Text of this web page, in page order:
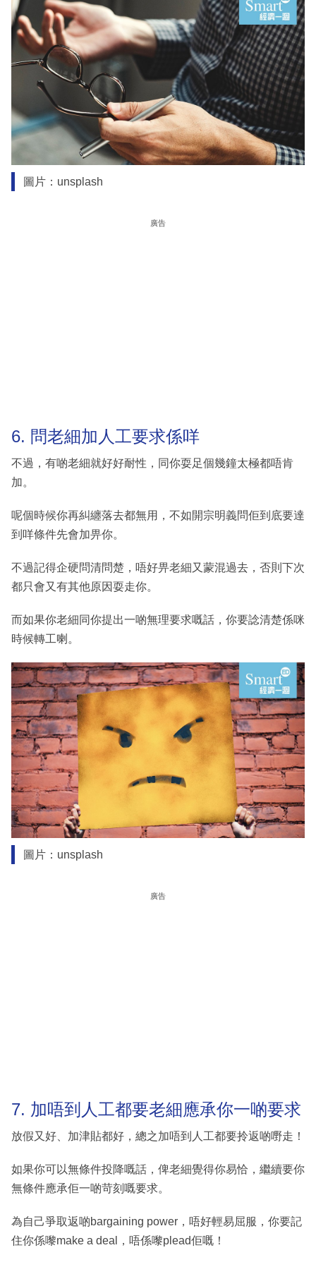
圖片：unsplash
廣告
6. 問老細加人工要求係咩
不過，有啲老細就好好耐性，同你耍足個幾鐘太極都唔肯
加。
呢個時候你再糾纏落去都無用，不如開宗明義問佢到底要達
到咩條件先會加畀你。
不過記得企硬問清問楚，唔好畀老細又蒙混過去，否則下次
都只會又有其他原因耍走你。
而如果你老細同你提出一啲無理要求嘅話，你要諗清楚係咪
時候轉工喇。
圖片：unsplash
廣告
7. 加唔到人工都要老細應承你一啲要求
放假又好、加津貼都好，總之加唔到人工都要拎返啲嘢走！
如果你可以無條件投降嘅話，俾老細覺得你易恰，繼續要你
無條件應承佢一啲苛刻嘅要求。
為自己爭取返啲bargaining power，唔好輕易屈服，你要記
住你係嚟make a deal，唔係嚟plead佢嘅！